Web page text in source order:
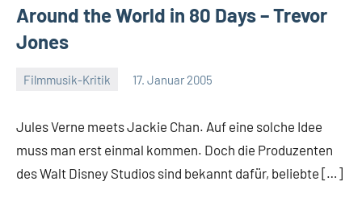
Around the World in 80 Days – Trevor
Jones
Filmmusik-Kritik 17. Januar 2005
Jules Verne meets Jackie Chan. Auf eine solche Idee
muss man erst einmal kommen. Doch die Produzenten
des Walt Disney Studios sind bekannt dafür, beliebte […]